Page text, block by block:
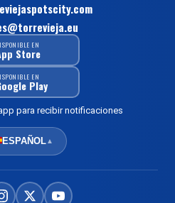
EN
Store
EN
Play
para recibir notificaciones
ESPAÑOL▲